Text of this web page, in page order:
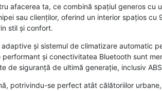
afacerea ta, ce combină spațiul generos cu
sau clienților, oferind un interior spațios cu
stil și confort.
și sistemul de climatizare automatic
și conectivitatea Bluetooth sunt
de siguranță de ultimă generație, inclusiv
potrivindu-se perfect atât călătoriilor